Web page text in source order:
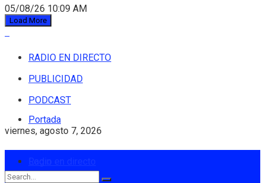
05/08/26 10:09 AM
Load More
RADIO EN DIRECTO
PUBLICIDAD
PODCAST
viernes, agosto 7, 2026
Portada